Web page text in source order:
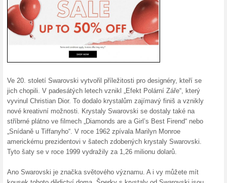
Slevu získáte tak, že v
Vložte slevový kód“ a sleva
slevu na nákup v
10 % sleva na vše v
100% fungovalo Kupón
Sleva -10 % na vše v e-